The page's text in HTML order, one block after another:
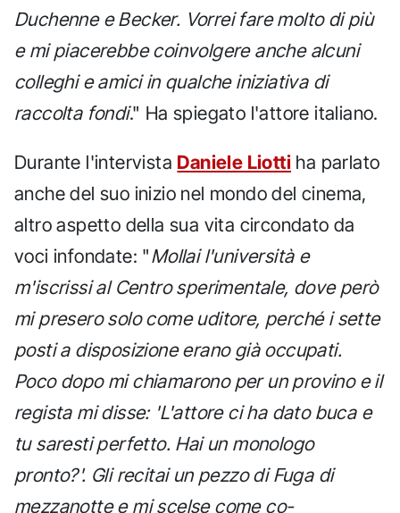
Duchenne e Becker. Vorrei fare molto di più
e mi piacerebbe coinvolgere anche alcuni
colleghi e amici in qualche iniziativa di
raccolta fondi." Ha spiegato l'attore italiano.
Durante l'intervista Daniele Liotti ha parlato
anche del suo inizio nel mondo del cinema,
altro aspetto della sua vita circondato da
voci infondate: "Mollai l'università e
m'iscrissi al Centro sperimentale, dove però
mi presero solo come uditore, perché i sette
posti a disposizione erano già occupati.
Poco dopo mi chiamarono per un provino e il
regista mi disse: 'L'attore ci ha dato buca e
tu saresti perfetto. Hai un monologo
pronto?'. Gli recitai un pezzo di Fuga di
mezzanotte e mi scelse come co-